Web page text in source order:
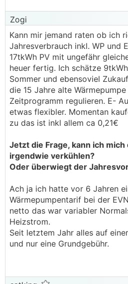
Zogi
Kann mir jemand raten ob ich
Jahresverbrauch inkl. WP und
17tkWh PV mit ungefähr
heuer fertig. Ich schätze
Sommer und ebensoviel
die 15 Jahre alte
Zeitprogramm regulieren. E-
etwas flexibler. Momentan
zu das ist inkl allem ca 0,21€
Jetzt die Frage, kann ich mich
irgendwie verkühlen?
Oder überwiegt der
Ach ja ich hatte vor 6 Jahren
Wärmepumpentarif bei der
netto das war variabler
Heizstrom.
Seit letztem Jahr alles auf
und nur eine Grundgebühr.